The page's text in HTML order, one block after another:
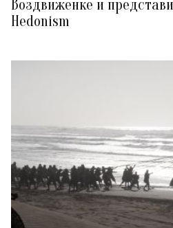
Воздвиженке и
Hedonism